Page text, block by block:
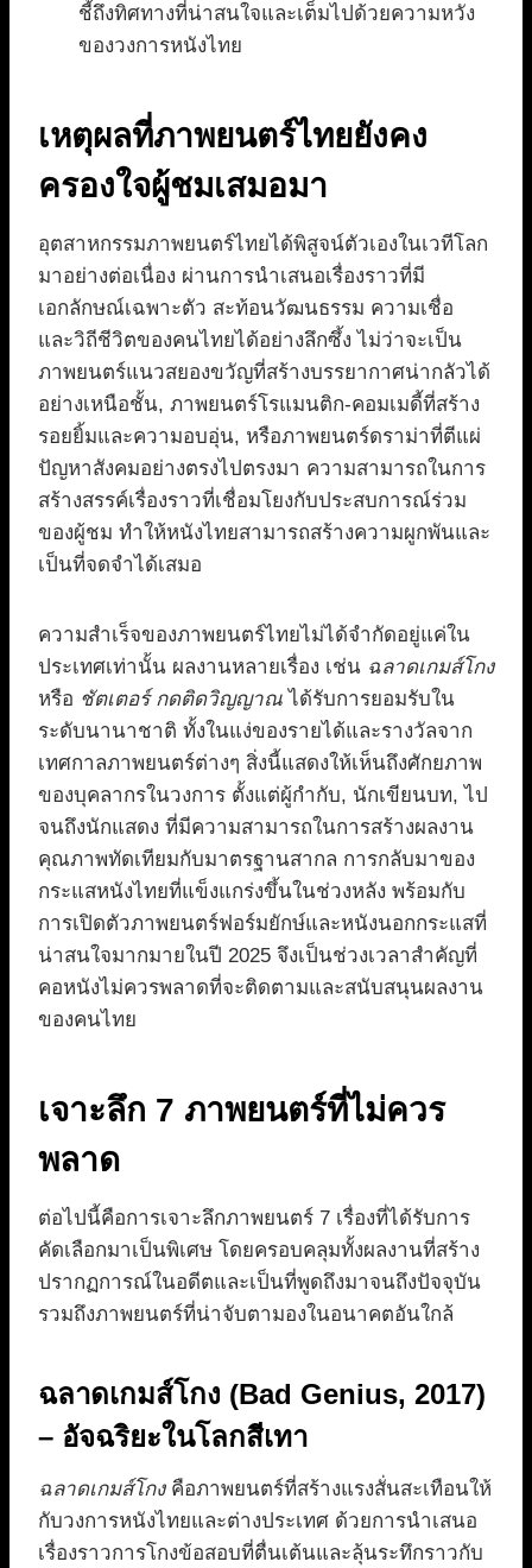
ชี้ถึงทิศทางที่น่าสนใจและเต็มไปด้วยความหวัง
ของวงการหนังไทย
เหตุผลที่ภาพยนตร์ไทยยังคง
ครองใจผู้ชมเสมอมา
อุตสาหกรรมภาพยนตร์ไทยได้พิสูจน์ตัวเองในเวทีโลก
มาอย่างต่อเนื่อง ผ่านการนำเสนอเรื่องราวที่มี
เอกลักษณ์เฉพาะตัว สะท้อนวัฒนธรรม ความเชื่อ
และวิถีชีวิตของคนไทยได้อย่างลึกซึ้ง ไม่ว่าจะเป็น
ภาพยนตร์แนวสยองขวัญที่สร้างบรรยากาศน่ากลัวได้
อย่างเหนือชั้น, ภาพยนตร์โรแมนติก-คอมเมดี้ที่สร้าง
รอยยิ้มและความอบอุ่น, หรือภาพยนตร์ดราม่าที่ตีแผ่
ปัญหาสังคมอย่างตรงไปตรงมา ความสามารถในการ
สร้างสรรค์เรื่องราวที่เชื่อมโยงกับประสบการณ์ร่วม
ของผู้ชม ทำให้หนังไทยสามารถสร้างความผูกพันและ
เป็นที่จดจำได้เสมอ
ความสำเร็จของภาพยนตร์ไทยไม่ได้จำกัดอยู่แค่ใน
ประเทศเท่านั้น ผลงานหลายเรื่อง เช่น ฉลาดเกมส์โกง
หรือ ชัตเตอร์ กดติดวิญญาณ ได้รับการยอมรับใน
ระดับนานาชาติ ทั้งในแง่ของรายได้และรางวัลจาก
เทศกาลภาพยนตร์ต่างๆ สิ่งนี้แสดงให้เห็นถึงศักยภาพ
ของบุคลากรในวงการ ตั้งแต่ผู้กำกับ, นักเขียนบท, ไป
จนถึงนักแสดง ที่มีความสามารถในการสร้างผลงาน
คุณภาพทัดเทียมกับมาตรฐานสากล การกลับมาของ
กระแสหนังไทยที่แข็งแกร่งขึ้นในช่วงหลัง พร้อมกับ
การเปิดตัวภาพยนตร์ฟอร์มยักษ์และหนังนอกกระแสที่
น่าสนใจมากมายในปี 2025 จึงเป็นช่วงเวลาสำคัญที่
คอหนังไม่ควรพลาดที่จะติดตามและสนับสนุนผลงาน
ของคนไทย
เจาะลึก 7 ภาพยนตร์ที่ไม่ควร
พลาด
ต่อไปนี้คือการเจาะลึกภาพยนตร์ 7 เรื่องที่ได้รับการ
คัดเลือกมาเป็นพิเศษ โดยครอบคลุมทั้งผลงานที่สร้าง
ปรากฏการณ์ในอดีตและเป็นที่พูดถึงมาจนถึงปัจจุบัน
รวมถึงภาพยนตร์ที่น่าจับตามองในอนาคตอันใกล้
ฉลาดเกมส์โกง (Bad Genius, 2017)
– อัจฉริยะในโลกสีเทา
ฉลาดเกมส์โกงคือภาพยนตร์ที่สร้างแรงสั่นสะเทือนให้
กับวงการหนังไทยและต่างประเทศ ด้วยการนำเสนอ
เรื่องราวการโกงข้อสอบที่ตื่นเต้นและลุ้นระทึกราวกับ